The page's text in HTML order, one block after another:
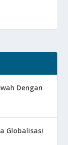
Dengan
Globalisasi